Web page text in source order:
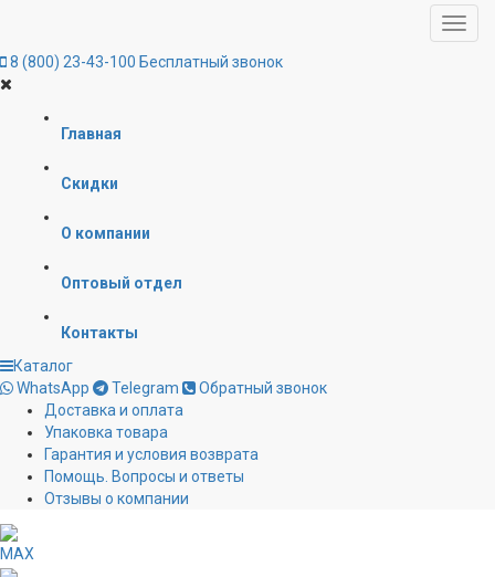
8 (800) 23-43-100 Бесплатный звонок
Главная
Скидки
О компании
Оптовый отдел
Контакты
Каталог
WhatsApp
Telegram
Обратный звонок
Доставка и оплата
Упаковка товара
Гарантия и условия возврата
Помощь. Вопросы и ответы
Отзывы о компании
MAX